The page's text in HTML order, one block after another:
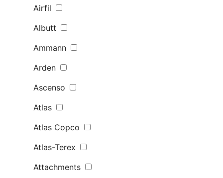
Airfil
Albutt
Ammann
Arden
Ascenso
Atlas
Atlas Copco
Atlas-Terex
Attachments